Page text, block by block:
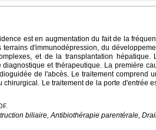
est en augmentation du fait de la
d'immunodépression, du
et de la transplantation hépatique.
et thérapeutique. La première
de l'abcès. Le traitement comprend
Le traitement de la porte d'entrée
biliaire, Antibiothérapie parentérale,